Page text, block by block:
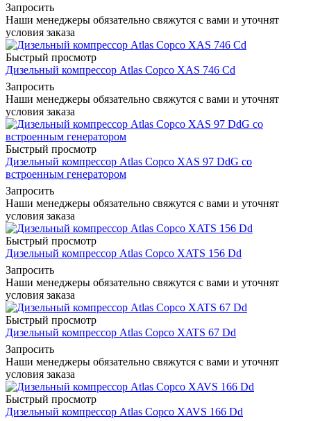
Запросить
Наши менеджеры обязательно свяжутся с вами и уточнят
условия заказа
Быстрый просмотр
Дизельный компрессор Atlas Copco XAS 746 Cd
Запросить
Наши менеджеры обязательно свяжутся с вами и уточнят
условия заказа
Быстрый просмотр
Дизельный компрессор Atlas Copco XAS 97 DdG со
встроенным генератором
Запросить
Наши менеджеры обязательно свяжутся с вами и уточнят
условия заказа
Быстрый просмотр
Дизельный компрессор Atlas Copco XATS 156 Dd
Запросить
Наши менеджеры обязательно свяжутся с вами и уточнят
условия заказа
Быстрый просмотр
Дизельный компрессор Atlas Copco XATS 67 Dd
Запросить
Наши менеджеры обязательно свяжутся с вами и уточнят
условия заказа
Быстрый просмотр
Дизельный компрессор Atlas Copco XAVS 166 Dd